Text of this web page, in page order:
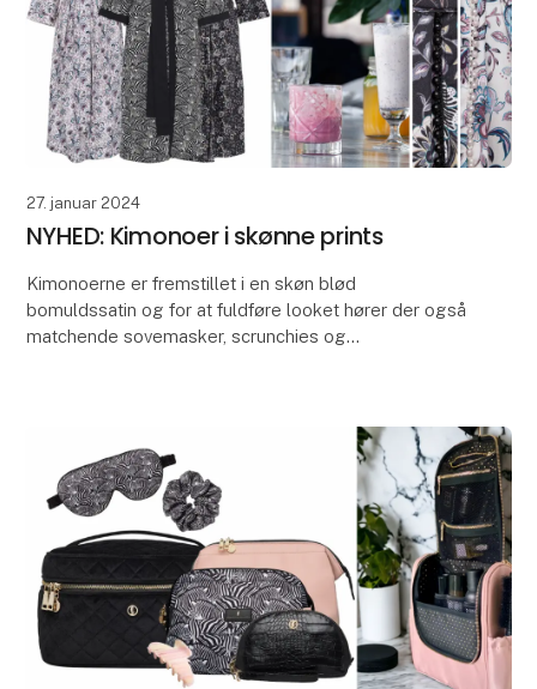
27. januar 2024
NYHED: Kimonoer i skønne prints
Kimonoerne er fremstillet i en skøn blød
bomuldssatin og for at fuldføre looket hører der også
matchende sovemasker, scrunchies og